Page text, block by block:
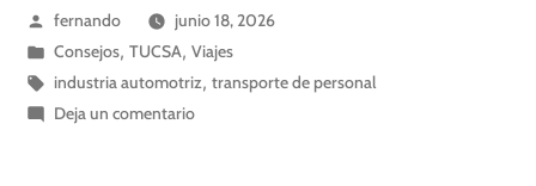
fernando
junio 18, 2026
Consejos,TUCSA,Viajes
industria automotriz,transporte de personal
Deja un comentario